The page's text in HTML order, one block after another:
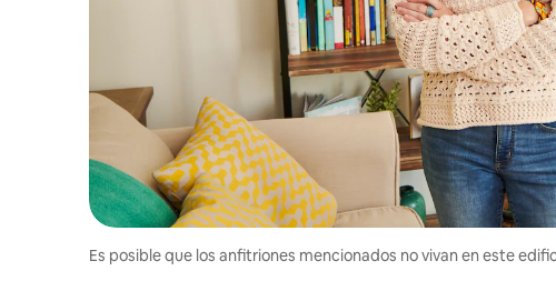
Es posible que los anfitriones mencionados no vivan en este